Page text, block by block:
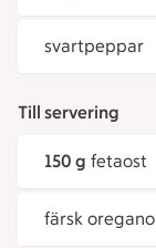
svartpeppar
Till servering
150 g fetaost
färsk oregano